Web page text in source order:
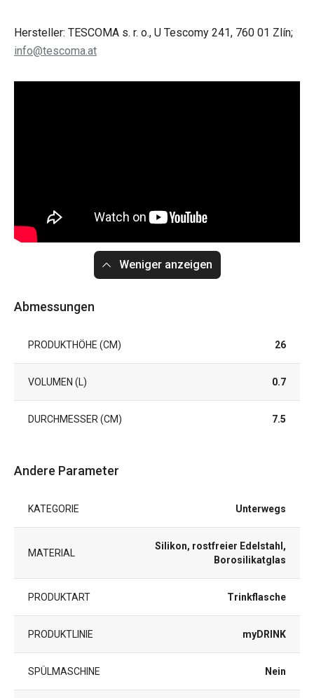
Hersteller: TESCOMA s. r. o., U Tescomy 241, 760 01 Zlín;
info@tescoma.at
Weniger anzeigen
Abmessungen
PRODUKTHÖHE (CM) 26
VOLUMEN (L) 0.7
DURCHMESSER (CM) 7.5
Andere Parameter
KATEGORIE Unterwegs
MATERIAL
Silikon, rostfreier Edelstahl,
Borosilikatglas
PRODUKTART Trinkflasche
PRODUKTLINIE myDRINK
SPÜLMASCHINE Nein